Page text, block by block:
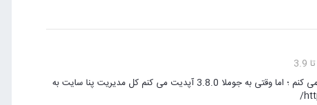
با سلام خدمت دوستان عزیز بنده قالب رو تا 3.7.5 به درستی و بدون آپدیت می کنم ؛ اما وقتی به جوملا 3.8.0 آپدیت می کنم کل مدیریت پنا سایت به